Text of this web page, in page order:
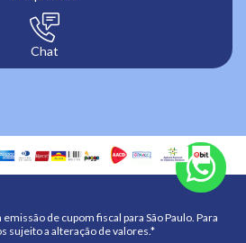
Chat
de cupom fiscal para São Paulo. Para
sujeito a alteração de valores.*